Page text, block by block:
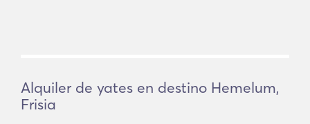
Alquiler de yates en destino Hemelum,
Frisia